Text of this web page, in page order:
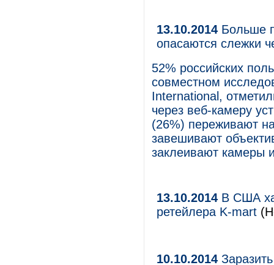
13.10.2014 Больше
опасаются слежки
52% российских
совместном
International,
через веб-камеру
(26%) переживают
завешивают
заклеивают камеры
13.10.2014 В США
ретейлера K-mart
10.10.2014